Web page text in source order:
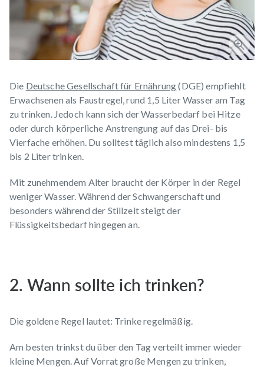
Die Deutsche Gesellschaft für Ernährung(DGE) empfiehlt
Erwachsenen als Faustregel, rund 1,5 Liter Wasser am Tag
zu trinken. Jedoch kann sich der Wasserbedarf bei Hitze
oder durch körperliche Anstrengung auf das Drei- bis
Vierfache erhöhen. Du solltest täglich also mindestens 1,5
bis 2 Liter trinken.
Mit zunehmendem Alter braucht der Körper in der Regel
weniger Wasser. Während der Schwangerschaft und
besonders während der Stillzeit steigt der
Flüssigkeitsbedarf hingegen an.
2. Wann sollte ich trinken?
Die goldene Regel lautet: Trinke regelmäßig.
Am besten trinkst du über den Tag verteilt immer wieder
kleine Mengen. Auf Vorrat große Mengen zu trinken,